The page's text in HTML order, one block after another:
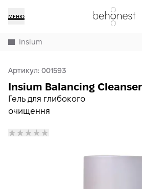
МЕНЮ
Insium
Артикул: 001593
Гель для глибокого
очищення
Insium Balancing